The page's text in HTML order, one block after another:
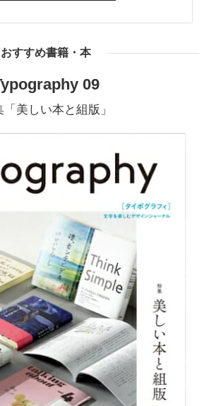
おすすめ書籍・本
09
「美しい本と組版」